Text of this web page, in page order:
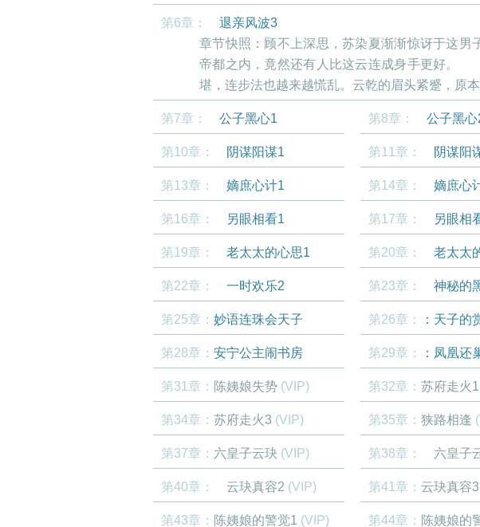
第6章：
退亲风波3
章节快照：顾不上深思，苏染夏渐渐惊讶于这
帝都之内，竟然还有人比这云连成身手更好。
堪，连步法也越来越慌乱。云乾的眉头紧蹙，原
第7章： 公子黑心1 第8章： 公子黑心
第10章： 阴谋阳谋1 第11章： 阴谋阳
第13章： 嫡庶心计1 第14章： 嫡庶心
第16章： 另眼相看1 第17章： 另眼相
第19章： 老太太的心思1 第20章： 老太太
第22章： 一时欢乐2 第23章： 神秘的
第25章： 妙语连珠会天子 第26章： ：天子的
第28章： 安宁公主闹书房 第29章： ：凤凰还
第31章： 陈姨娘失势 (VIP) 第32章： 苏府走火1
第34章： 苏府走火3 (VIP) 第35章： 狭路相逢
第37章： 六皇子云玦 (VIP) 第38章： 六皇子
第40章： 云玦真容2 (VIP) 第41章： 云玦真容3
第43章： 陈姨娘的警觉1 (VIP) 第44章： 陈姨娘的